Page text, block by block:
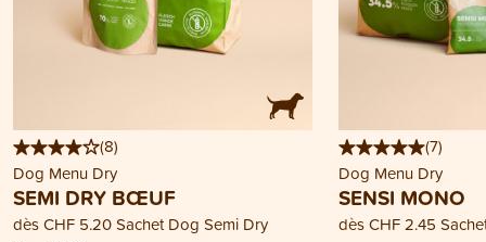
(8)
Dog Menu Dry
SEMI DRY BŒUF
dèsCHF 5.20Sachet Dog Semi Dry
(7)
Dog Menu Dry
SENSI MONO
dèsCHF 2.45